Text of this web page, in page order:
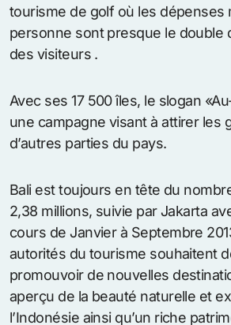
tourisme de golf où les dépenses
personne sont presque le double
des visiteurs .
Avec ses 17 500 îles, le slogan
une campagne visant à attirer les
d’autres parties du pays.
Bali est toujours en tête du
2,38 millions, suivie par Jakarta
cours de Janvier à Septembre
autorités du tourisme souhaitent
promouvoir de nouvelles
aperçu de la beauté naturelle et
l’Indonésie ainsi qu’un riche